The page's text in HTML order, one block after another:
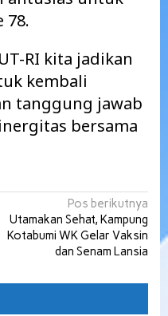
78.
RI kita jadikan
kembali
tanggung jawab
bersama
Pos berikutnya
Utamakan Sehat, Kampung
Kotabumi WK Gelar Vaksin
dan Senam Lansia